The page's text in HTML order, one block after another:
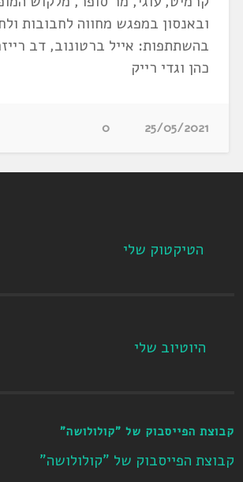
ובאנסון במפגש מחווה לחבובות
בהשתתפות: אייל ברטונוב, דב
כהן וגדי רייק
25/05/2021
0
הטיקטוק שלי
היוטיוב שלי
קבוצת הפייסבוק של "קולולושה"
קבוצת הפייסבוק של "קולולושה"